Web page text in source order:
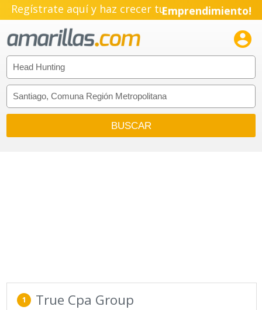
Regístrate aquí y haz crecer tuEmprendimiento!

1 True Cpa Group